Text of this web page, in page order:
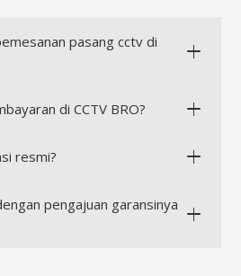
pasang cctv di
di CCTV BRO?
resmi?
pengajuan garansinya